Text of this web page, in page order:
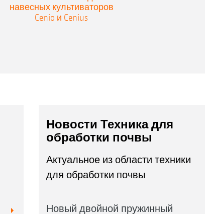
Фронтальный бункер FTender 1600 с
объёмом 1.600 л
навесных культиваторов
Cenio и Cenius
Новости Техника для
обработки почвы
Актуальное из области техники
для обработки почвы
Новый двойной пружинный